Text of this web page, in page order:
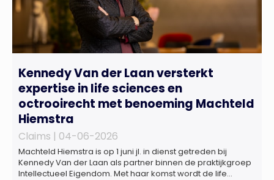
Kennedy Van der Laan versterkt
expertise in life sciences en
octrooirecht met benoeming Machteld
Hiemstra
Claims | 04-06-2026
Machteld Hiemstra is op 1 juni jl. in dienst getreden bij
Kennedy Van der Laan als partner binnen de praktijkgroep
Intellectueel Eigendom. Met haar komst wordt de life